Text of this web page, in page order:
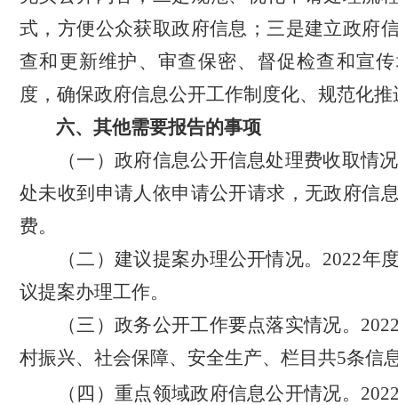
式，方便公众获取政府信息；三是建立政府
查和更新维护、审查保密、督促检查和宣
度，确保政府信息公开工作制度化、规范化推
六、其他需要报告的事项
（一）政府信息公开信息处理费收取情
处未收到申请人依申请公开请求，无政府信
费。
（二）建议提案办理公开情况。 2022年
议提案办理工作。
（三）政务公开工作要点落实情况。
村振兴、社会保障、安全生产、栏目共5条信
（四）重点领域政府信息公开情况。